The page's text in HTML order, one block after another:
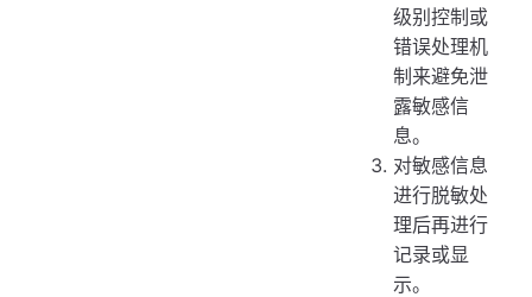
级别控制或
错误处理机
制来避免泄
露敏感信
息。
对敏感信息
进行脱敏处
理后再进行
记录或显
示。